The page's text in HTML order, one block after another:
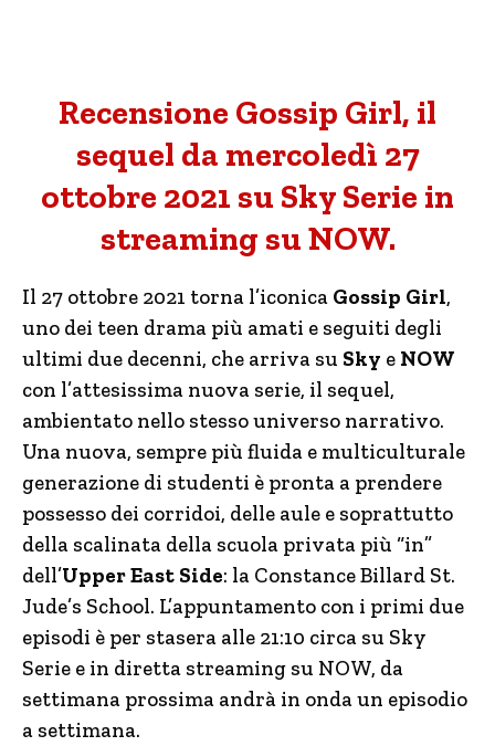
Recensione Gossip Girl, il
sequel da mercoledì 27
ottobre 2021 su Sky Serie in
streaming su NOW.
Il 27 ottobre 2021 torna l’iconica Gossip Girl,
uno dei teen drama più amati e seguiti degli
ultimi due decenni, che arriva su Sky e NOW
con l’attesissima nuova serie, il sequel,
ambientato nello stesso universo narrativo.
Una nuova, sempre più fluida e multiculturale
generazione di studenti è pronta a prendere
possesso dei corridoi, delle aule e soprattutto
della scalinata della scuola privata più “in”
dell’Upper East Side: la Constance Billard St.
Jude’s School. L’appuntamento con i primi due
episodi è per stasera alle 21:10 circa su Sky
Serie e in diretta streaming su NOW, da
settimana prossima andrà in onda un episodio
a settimana.